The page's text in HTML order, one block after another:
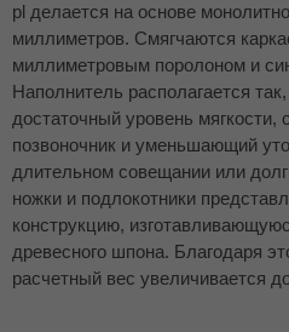
pl делается на основе
миллиметров. Смягчаются
миллиметровым поролоном и
Наполнитель располагается
достаточный уровень мягкости,
позвоночник и уменьшающий
длительном совещании или
ножки и подлокотники
конструкцию,
древесного шпона. Благодаря
расчетный вес увеличивается